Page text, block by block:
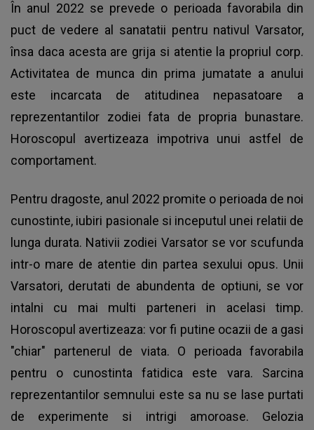
În anul 2022 se prevede o perioada favorabila din
puct de vedere al sanatatii pentru nativul Varsator,
însa daca acesta are grija si atentie la propriul corp.
Activitatea de munca din prima jumatate a anului
este incarcata de atitudinea nepasatoare a
reprezentantilor zodiei fata de propria bunastare.
Horoscopul avertizeaza impotriva unui astfel de
comportament.
Pentru dragoste, anul 2022 promite o perioada de noi
cunostinte, iubiri pasionale si inceputul unei relatii de
lunga durata. Nativii zodiei Varsator se vor scufunda
intr-o mare de atentie din partea sexului opus. Unii
Varsatori, derutati de abundenta de optiuni, se vor
intalni cu mai multi parteneri in acelasi timp.
Horoscopul avertizeaza: vor fi putine ocazii de a gasi
"chiar" partenerul de viata. O perioada favorabila
pentru o cunostinta fatidica este vara. Sarcina
reprezentantilor semnului este sa nu se lase purtati
de experimente si intrigi amoroase. Gelozia